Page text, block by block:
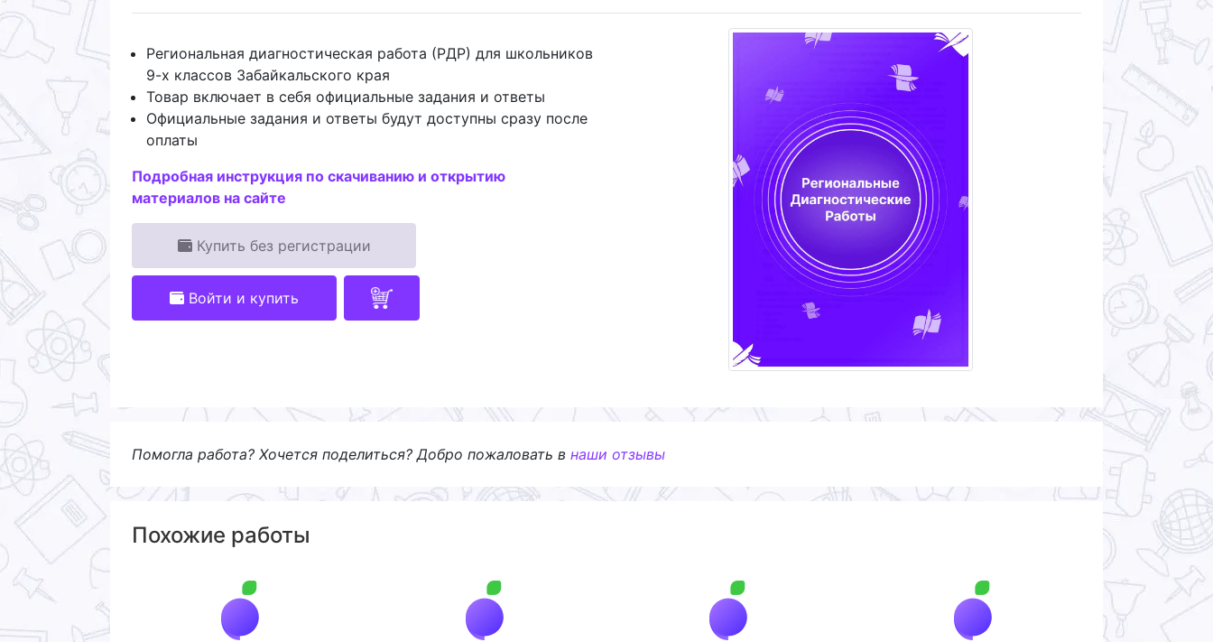
Региональная диагностическая работа (РДР) для школьников
9-х классов Забайкальского края
Товар включает в себя официальные задания и ответы
Официальные задания и ответы будут доступны сразу после
оплаты
Подробная инструкция по скачиванию и открытию
материалов на сайте
Купить без регистрации
Войти и купить
Помогла работа? Хочется поделиться? Добро пожаловать в наши отзывы
Похожие работы